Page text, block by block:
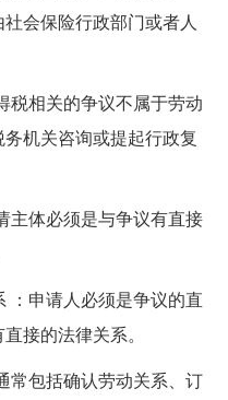
会保险行政部门或者人
税相关的争议不属于劳动
机关咨询或提起行政复
主体必须是与争议有直接
：申请人必须是争议的直
接的法律关系。
常包括确认劳动关系、订